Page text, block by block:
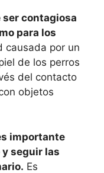
ser contagiosa
para los
causada por un
de los perros
del contacto
objetos
importante
seguir las
Es